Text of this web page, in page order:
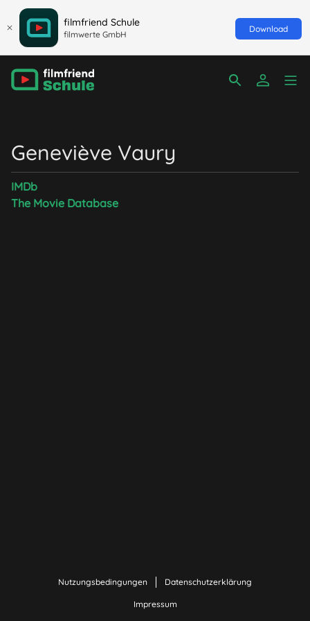
filmfriend Schule
filmwerte GmbH
Download
Geneviève Vaury
IMDb
The Movie Database
Nutzungsbedingungen Datenschutzerklärung
Impressum